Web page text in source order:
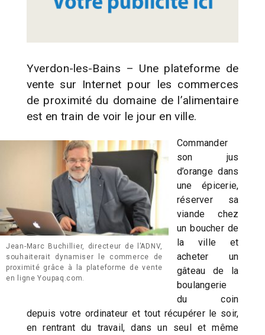
Yverdon-les-Bains – Une plateforme de
vente sur Internet pour les commerces
de proximité du domaine de l’alimentaire
est en train de voir le jour en ville.
Jean-Marc Buchillier, directeur de l’ADNV,
souhaiterait dynamiser le commerce de
proximité grâce à la plateforme de vente
en ligne Youpaq.com.
Commander
son jus
d’orange dans
une épicerie,
réserver sa
viande chez
un boucher de
la ville et
acheter un
gâteau de la
boulangerie
du coin
depuis votre ordinateur et tout récupérer le soir,
en rentrant du travail, dans un seul et même